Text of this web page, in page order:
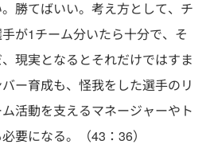
勝てばいい。考え方として、チ
が1チーム分いたら十分で、そ
現実となるとそれだけではすま
ー育成も、怪我をした選手のリ
活動を支えるマネージャーやト
要になる。（43：36）